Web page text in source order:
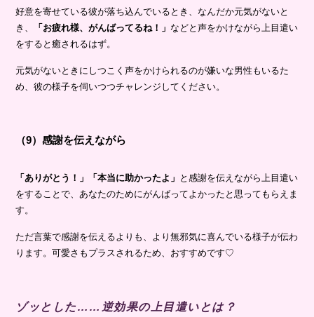
好意を寄せている彼が落ち込んでいるとき、なんだか元気がないと
き、
「お疲れ様、がんばってるね！」などと声をかけながら上目遣い
をすると癒されるはず。
元気がないときにしつこく声をかけられるのが嫌いな男性もいるた
め、彼の様子を伺いつつチャレンジしてください。
（9）感謝を伝えながら
「ありがとう！」「本当に助かったよ」 と感謝を伝えながら上目遣い
をすることで、あなたのためにがんばってよかったと思ってもらえま
す。
ただ言葉で感謝を伝えるよりも、より無邪気に喜んでいる様子が伝わ
ります。可愛さもプラスされるため、おすすめです♡
ゾッとした……逆効果の上目遣いとは？